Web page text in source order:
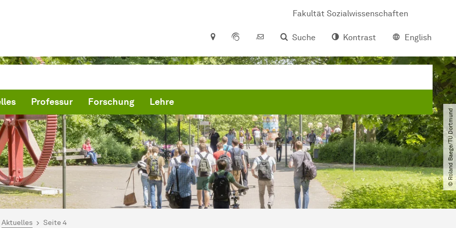
Fakultät Sozialwissenschaften
Suche
Kontrast English
Professur Forschung Lehre
© Roland Baege​/​TU Dortmund
hier:
Aktuelles Seite 4